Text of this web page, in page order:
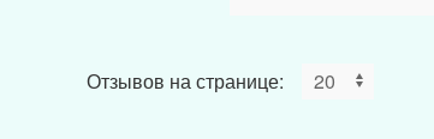
Отзывов на странице: